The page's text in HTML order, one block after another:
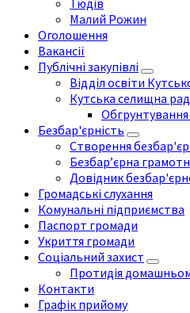
Тюдів
Малий Рожин
Оголошення
Вакансії
Публічні закупівлі
Відділ освіти
Кутська селищна
Обгрунтування
Безбар'єрність
Створення
Безбар’єрна
Довідник
Громадські слухання
Комунальні підприємства
Паспорт громади
Укриття громади
Соціальний захист
Протидія
Контакти
Графік прийому